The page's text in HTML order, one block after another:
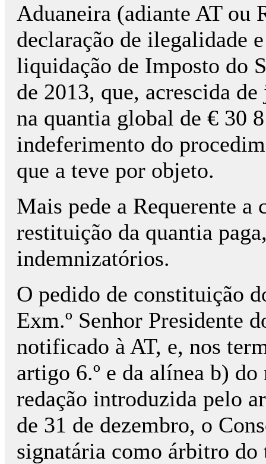
Aduaneira (adiante AT ou
declaração de ilegalidade
liquidação de Imposto do
de 2013, que, acrescida
na quantia global de € 30
indeferimento do
que a teve por objeto.
Mais pede a Requerente a
restituição da quantia
indemnizatórios.
O pedido de constituição
Exm.º Senhor Presidente
notificado à AT, e, nos
artigo 6.º e da alínea b)
redação introduzida pelo
de 31 de dezembro, o
signatária como árbitro